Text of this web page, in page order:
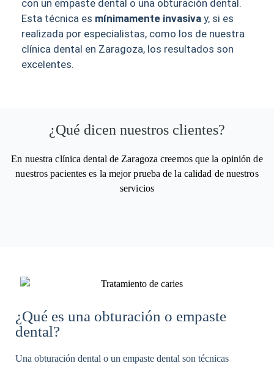
con un empaste dental o una obturación dental.
Esta técnica es mínimamente invasiva y, si es
realizada por especialistas, como los de nuestra
clínica dental en Zaragoza, los resultados son
excelentes.
¿Qué dicen nuestros clientes?
En nuestra clínica dental de Zaragoza creemos que la opinión de
nuestros pacientes es la mejor prueba de la calidad de nuestros
servicios
¿Qué es una obturación o empaste
dental?​
Una obturación dental o un empaste dental son técnicas